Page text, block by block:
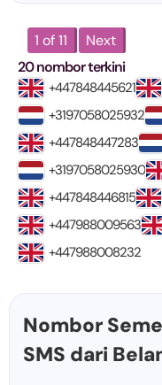
1 of 11
Next
20 nombor terkini
+447848445621
+3197058025932
+447848447283
+3197058025930
+447848446815
+447988009563
+447988008232
Nombor
SMS dari